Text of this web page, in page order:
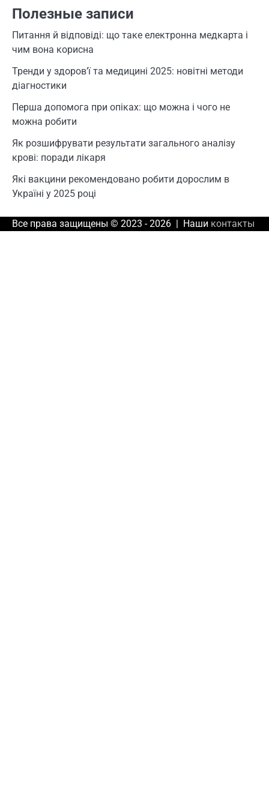
Полезные записи
Питання й відповіді: що таке електронна медкарта і
чим вона корисна
Тренди у здоров’ї та медицині 2025: новітні методи
діагностики
Перша допомога при опіках: що можна і чого не
можна робити
Як розшифрувати результати загального аналізу
крові: поради лікаря
Які вакцини рекомендовано робити дорослим в
Україні у 2025 році
Все права защищены © 2023 - 2026 | Наши контакты